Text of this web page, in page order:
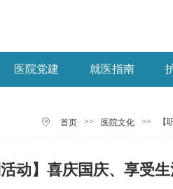
医院党建 就医指南
首页 >> 医院文化 >>
活动】喜庆国庆、享